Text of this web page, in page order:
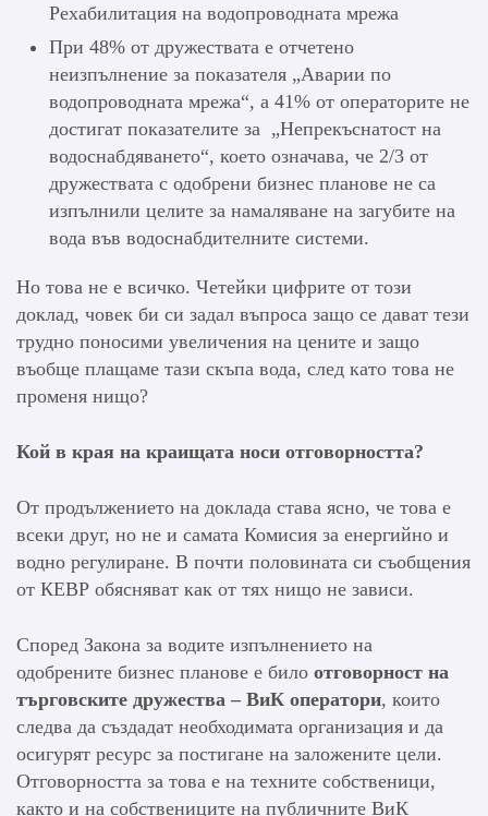
Рехабилитация на водопроводната мрежа
При 48% от дружествата е отчетено
неизпълнение за показателя „Аварии по
водопроводната мрежа“, а 41% от операторите не
достигат показателите за „Непрекъснатост на
водоснабдяването“, което означава, че 2/3 от
дружествата с одобрени бизнес планове не са
изпълнили целите за намаляване на загубите на
вода във водоснабдителните системи.
Но това не е всичко. Четейки цифрите от този
доклад, човек би си задал въпроса защо се дават тези
трудно поносими увеличения на цените и защо
въобще плащаме тази скъпа вода, след като това не
променя нищо?
Кой в края на краищата носи отговорността?
От продължението на доклада става ясно, че това е
всеки друг, но не и самата Комисия за енергийно и
водно регулиране. В почти половината си съобщения
от КЕВР обясняват как от тях нищо не зависи.
Според Закона за водите изпълнението на
одобрените бизнес планове е било отговорност на
търговските дружества – ВиК оператори, които
следва да създадат необходимата организация и да
осигурят ресурс за постигане на заложените цели.
Отговорността за това е на техните собственици,
както и на собствениците на публичните ВиК